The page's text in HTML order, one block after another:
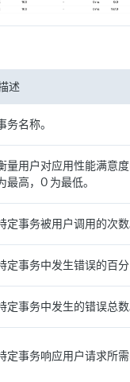
述
务名称。
量用户对应用性能满意
最高，0 为最低。
定事务被用户调用的次数
定事务中发生错误的百分
定事务中发生的错误总数
定事务响应用户请求所需